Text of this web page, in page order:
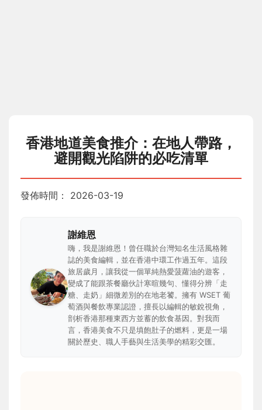
香港地道美食推介：在地人帶路，
避開觀光陷阱的必吃清單
發佈時間： 2026-03-19
謝維恩
嗨，我是謝維恩！曾任職於台灣知名生活風格雜
誌的美食編輯，並在香港中環工作過五年。這段
旅居歲月，讓我從一個單純熱愛菠蘿油的遊客，
變成了能跟茶餐廳伙計寒暄幾句、懂得分辨「走
糖、走奶」細微差別的在地老饕。擁有 WSET 葡
萄酒與餐飲專業認證，擅長以編輯的敏銳視角，
剖析香港那種東西方並蓄的飲食基因。對我而
言，香港美食不只是填飽肚子的燃料，更是一場
關於歷史、職人手藝與生活美學的精彩交匯。